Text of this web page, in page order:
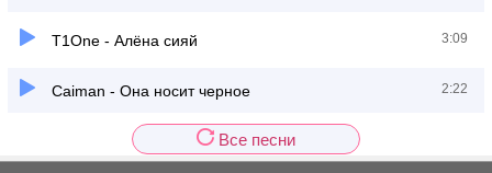
T1One - Алёна сияй 3:09
Caiman - Она носит черное 2:22
Все песни